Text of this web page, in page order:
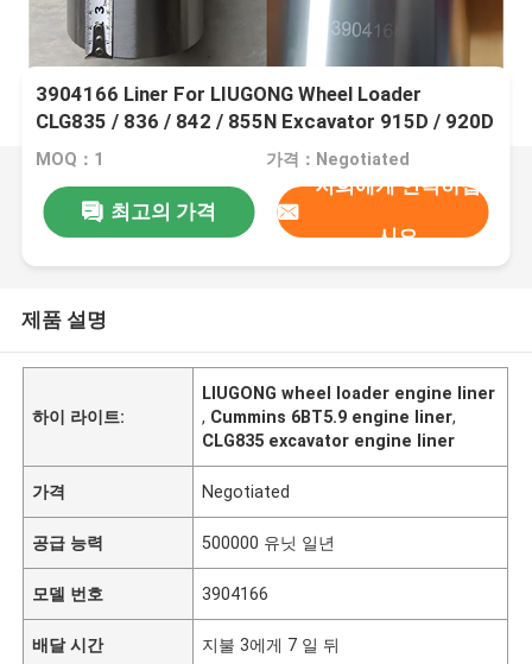
3904166 Liner For LIUGONG Wheel Loader
CLG835 / 836 / 842 / 855N Excavator 915D / 920D
/ 922D Roadroller 618/620 Engine 6BT5.9 /
MOQ：1 가격：Negotiated
최고의 가격
저희에게 연락하십
시오
제품 설명
하이 라이트:
LIUGONG wheel loader engine liner
, Cummins 6BT5.9 engine liner,
CLG835 excavator engine liner
가격 Negotiated
공급 능력 500000 유닛 일년
모델 번호 3904166
배달 시간 지불 3에게 7 일 뒤